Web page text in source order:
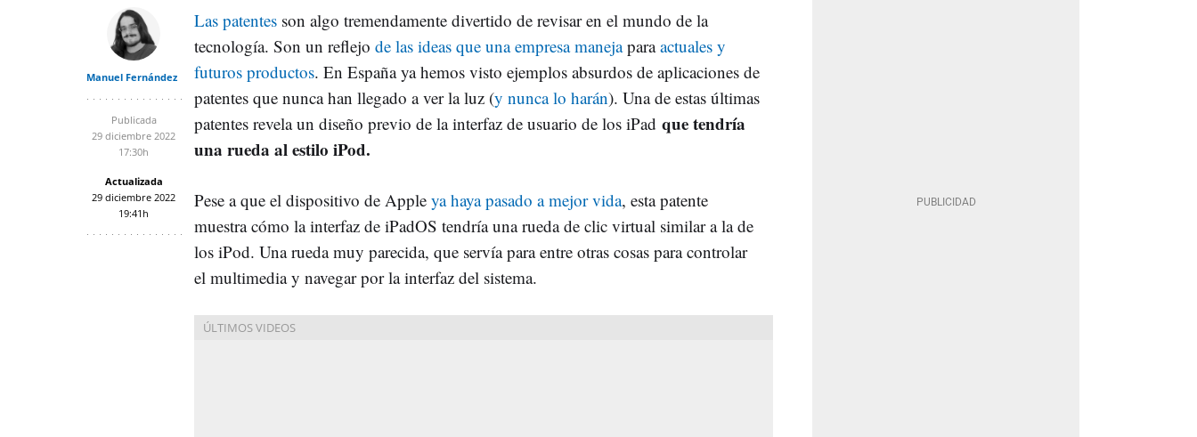
Manuel Fernández
Publicada
29 diciembre 2022
17:30h
Actualizada
29 diciembre 2022
19:41h
Las patentes son algo tremendamente divertido de revisar en el mundo de la
tecnología. Son un reflejo de las ideas que una empresa manejaparaactuales y
futuros productos. En España ya hemos visto ejemplos absurdos de aplicaciones de
patentes que nunca han llegado a ver la luz (y nunca lo harán). Una de estas últimas
patentes revela un diseño previo de la interfaz de usuario de los iPad que tendría
una rueda al estilo iPod.
Pese a que el dispositivo de Apple ya haya pasado a mejor vida, esta patente
muestra cómo la interfaz de iPadOS tendría una rueda de clic virtual similar a la de
los iPod. Una rueda muy parecida, que servía para entre otras cosas para controlar
el multimedia y navegar por la interfaz del sistema.